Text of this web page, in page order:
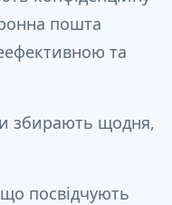
пошта
та
збирають щодня,
посвідчують